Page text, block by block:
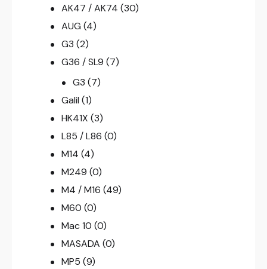
AK47 / AK74 (30)
AUG (4)
G3 (2)
G36 / SL9 (7)
G3 (7)
Galil (1)
HK41X (3)
L85 / L86 (0)
M14 (4)
M249 (0)
M4 / M16 (49)
M60 (0)
Mac 10 (0)
MASADA (0)
MP5 (9)